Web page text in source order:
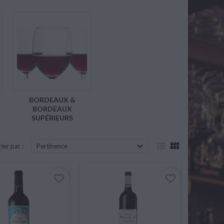
BORDEAUX &
BORDEAUX
SUPÉRIEURS
par : Pertinence  
favorite_border favorite_border